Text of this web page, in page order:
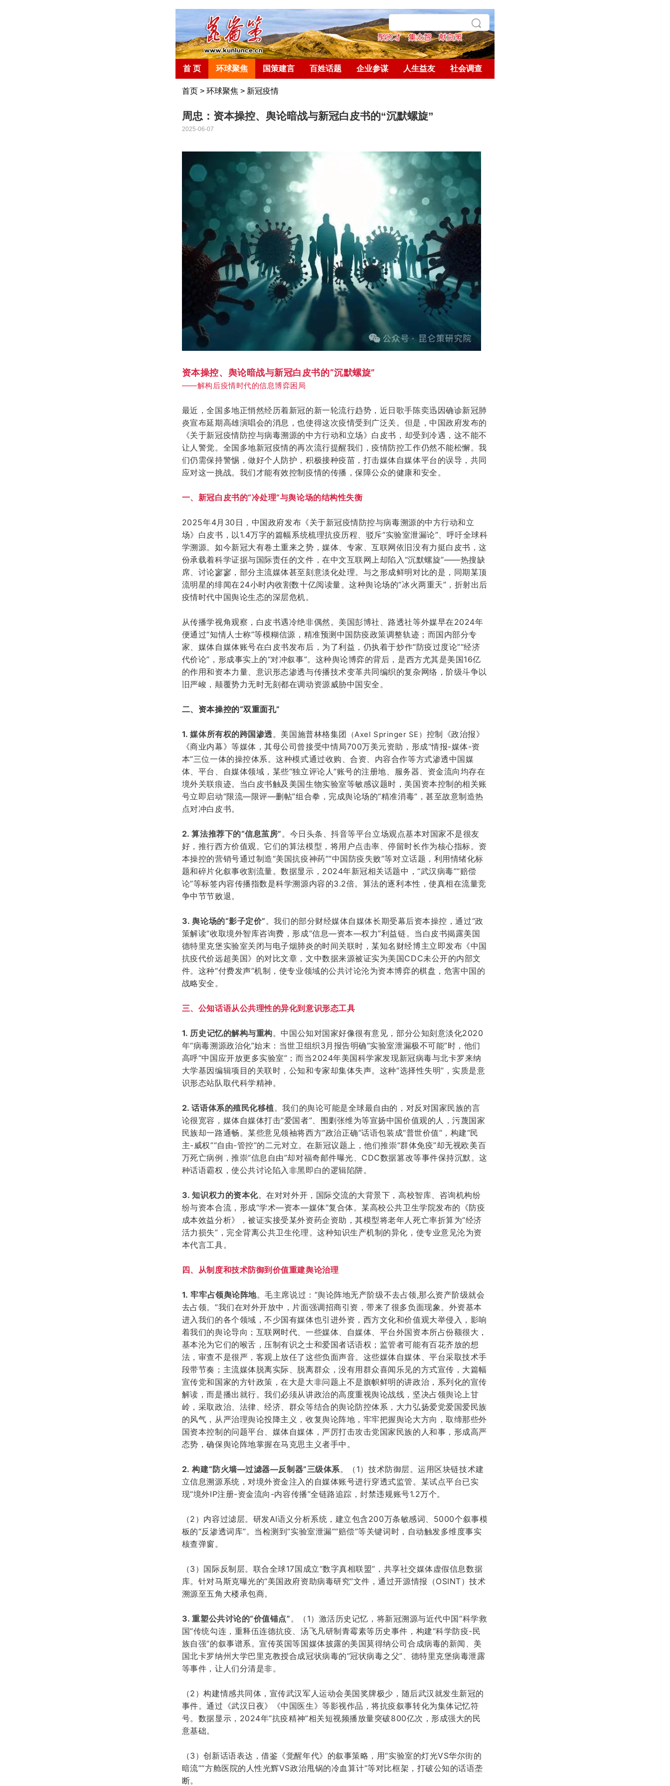
首 页 环球聚焦 国策建言 百姓话题 企业参谋 人生益友 社会调查
首页> 环球聚焦 > 新冠疫情
周忠：资本操控、舆论暗战与新冠白皮书的“沉默螺旋”
2025-06-07
资本操控、舆论暗战与新冠白皮书的“沉默螺旋”
——解构后疫情时代的信息博弈困局
最近，全国多地正悄然经历着新冠的新一轮流行趋势，近日歌手陈奕迅因确诊新冠肺
炎宣布延期高雄演唱会的消息，也使得这次疫情受到广泛关 。 但是，中国政府发布的
《关于新冠疫情防控与病毒溯源的中方行动和立场》白皮书 ， 却受到冷遇，这不能不
让人警觉。 全国多地新冠疫情的再次流行提醒我们，疫情防控工作仍然不能松懈。我
们仍需保持警惕，做好个人防护，积极接种疫苗， 打击媒体自媒体平台的误导， 共同
应对这一挑战。我们才能有效控制疫情的传播，保障公众的健康和安全。
一、新冠白皮书的“冷处理”与舆论场的结构性失衡
2025年4月30日， 中国政府发布 《关于新冠疫情防控与病毒溯源的中方行动和立
场》白皮书 ， 以 1.4万字的篇幅系统梳理抗疫历程、驳斥“实验室泄漏论”、呼吁全球科
学溯源。 如今新冠大有卷土重来之势，媒体、专家、互联网依旧没有力挺白皮书，这
份承载着科学证据与国际责任的文件，在中文互联网上却陷入 “沉默螺旋”——热搜缺
席、讨论寥寥，部分主流媒体甚至刻意淡化处理。与之形成鲜明对比的是，同期某顶
流明星的绯闻在24小时内收割数十亿阅读量。这种舆论场的“冰火两重天”，折射出后
疫情时代中国舆论生态的深层危机。
从传播学视角观察，白皮书遇冷绝非偶然。美国彭博社、路透社等外媒早在2024年
便通过“知情人士称”等模糊信源，精准预测中国防疫政策调整轨迹；而国内部分专
家、媒体自媒体账号在白皮书发布后， 为了利益， 仍执着于炒作“防疫过度论”“经济
代价论”，形成事实上的“对冲叙事”。这种舆论博弈的背后，是西方尤其是美国16亿
的作用和资本力量、意识形态渗透与传播技术变革共同编织的复杂网络，阶级斗争以
旧严峻，颠覆势力无时无刻都在调动资源威胁中国安全。
二、资本操控的“双重面孔”
1. 媒体所有权的跨国渗透。 美国施普林格集团 （Axel Springer SE） 控制《政治报》
《商业内幕》等媒体，其母公司曾接受中情局700万美元资助，形成“情报-媒体-资
本”三位一体的操控体系。这种模式通过收购、合资、内容合作等方式渗透中国媒
体、平台、
自媒体领域，某些“独立评论人”账号的注册地、服务器、资金流向均存在
境外关联痕迹。 当白皮书触及美国生物实验室等敏感议题时，美国资本控制的相关账
号立即启动“限流—限评—删帖”组合拳，完成舆论场的“精准消毒”，甚至故意制造热
点对冲白皮书。
2. 算法推荐下的“信息茧房” 。 今日头条、抖音等平台 立场观点基本对国家不是很友
好，推行西方价值观。它们的算法模型，将用户点击率、停留时长作为核心指标。资
本操控的营销号通过制造“美国抗疫神药”“中国防疫失败”等对立话题，利用情绪化标
题和碎片化叙事收割流量。数据显示，2024年新冠相关话题中，“武汉病毒”“赔偿
论”等标签内容传播指数是科学溯源内容的3.2倍。算法的逐利本性，使真相在流量竞
争中节节败退。
3. 舆论场的“影子定价” 。我们的部分财经媒体自媒体长期受幕后资本操控，通过“政
策解读”收取境外智库咨询费，形成“信息—资本—权力”利益链。当白皮书揭露美国
德特里克堡实验室关闭与电子烟肺炎的时间关联时，某知名财经博主立即发布《中国
抗疫代价远超美国》的对比文章，文中数据来源被证实为美国CDC未公开的内部文
件。这种“付费发声”机制，使专业领域的公共讨论沦为资本博弈的棋盘 ， 危害中国的
战略安全。
三、公知话语从公共理性的异化到意识形态工具
1. 历史记忆的解构与重构。 中国公知对国家好像很有意见，部分公知刻意淡化2020
年“病毒溯源政治化”始末：当世卫组织3月报告明确“实验室泄漏极不可能”时，他们
高呼“中国应开放更多实验室”；而当2024年美国科学家发现新冠病毒与北卡罗来纳
大学基因编辑项目的关联时， 公知和专家却集体失声。这种“选择性失明”，实质是意
识形态站队取代科学精神 。
2. 话语体系的殖民化移植。我们的舆论可能是全球最自由的，对反对国家民族的言
论很宽容，媒体自媒体打击“爱国者”、围剿张维为等宣扬中国价值观的人，污蔑国家
民族却一路通畅。某些意见领袖将西方“政治正确”话语包装成“普世价值”，构建“民
主-威权”“自由-管控”的二元对立。在新冠议题上，他们推崇“群体免疫”却无视欧美百
万死亡病例，推崇“信息自由”却对福奇邮件曝光、CDC数据篡改等事件保持沉默。这
种话语霸权，使公共讨论陷入非黑即白的逻辑陷阱。
3. 知识权力的资本化。在对对外开，国际交流的大背景下，高校智库、咨询机构纷
纷与资本合流，形成“学术—资本—媒体”复合体。某高校公共卫生学院发布的《防疫
成本效益分析》，被证实接受某外资药企资助，其模型将老年人死亡率折算为“经济
活力损失”，完全背离公共卫生伦理。这种知识生产机制的异化，使专业意见沦为资
本代言工具。
四、从制度和技术防御到价值重建舆论治理
1.牢牢占领舆论阵地。毛主席说过： “舆论阵地无产阶级不去占领,那么资产阶级就会
去占领。”我们在对外开放中，片面强调招商引资，带来了很多负面现象。外资基本
进入我们的各个领域，不少国有媒体也引进外资，西方文化和价值观大举侵入，影响
着我们的舆论导向；互联网时代、一些媒体、自媒体、平台外国资本所占份额很大，
基本沦为它们的喉舌，压制有识之士和爱国者话语权；监管者可能有百花齐放的想
法，审查不是很严，客观上放任了这些负面声音。这些媒体自媒体、平台采取技术手
段带节奏；主流媒体脱离实际、脱离群众，没有用群众喜闻乐见的方式宣传，大篇幅
宣传党和国家的方针政策，在大是大非问题上不是旗帜鲜明的讲政治，系列化的宣传
解读，而是播出就行。我们必须从讲政治的高度重视舆论战线，坚决占领舆论上甘
岭，采取政治、法律、经济、群众等结合的舆论防控体系，大力弘扬爱党爱国爱民族
的风气，从严治理舆论投降主义，收复舆论阵地，牢牢把握舆论大方向，取缔那些外
国资本控制的问题平台、媒体自媒体，严厉打击攻击党国家民族的人和事，形成高严
态势，确保舆论阵地掌握在马克思主义者手中。
2.构建“防火墙—过滤器—反制器”三级体系。 （ 1） 技术防御层。运用区块链技术建
立信息溯源系统，对境外资金注入的自媒体账号进行穿透式监管。某试点平台已实
现“境外IP注册-资金流向-内容传播”全链路追踪，封禁违规账号1.2万个。
（2 ） 内容过滤层。 研发AI语义分析系统，建立包含200万条敏感词、5000个叙事模
板的“反渗透词库”。当检测到“实验室泄漏”“赔偿”等关键词时，自动触发多维度事实
核查弹窗。
（3 ） 国际反制层。 联合全球17国成立“数字真相联盟”，共享社交媒体虚假信息数据
库。针对马斯克曝光的“美国政府资助病毒研究”文件，通过开源情报（OSINT）技术
溯源至五角大楼承包商。
3. 重塑公共讨论的“价值锚点” 。 （ 1） 激活历史记忆 ， 将新冠溯源与近代中国“科学救
国”传统勾连，重释伍连德抗疫、汤飞凡研制青霉素等历史事件，构建“科学防疫-民
族自强”的叙事谱系。宣传英国等国媒体披露的美国莫得纳公司合成病毒的新闻、美
国北卡罗纳州大学巴里克教授合成冠状病毒的“冠状病毒之父”、德特里克堡病毒泄露
等事件，让人们分清是非。
（2 ）构建情感共同体 ， 宣传武汉军人运动会美国奖牌极少，随后武汉就发生新冠的
事件。通过《武汉日夜》《中国医生》等影视作品，将抗疫叙事转化为集体记忆符
号。数据显示， 2024年“抗疫精神”相关短视频播放量突破800亿次，形成强大的民
意基础。
（3 ）创新话语表达 ，借鉴《觉醒年代》的叙事策略，用“实验室的灯光VS华尔街的
暗流”“方舱医院的人性光辉VS政治甩锅的冷血算计”等对比框架，打破公知的话语垄
断。